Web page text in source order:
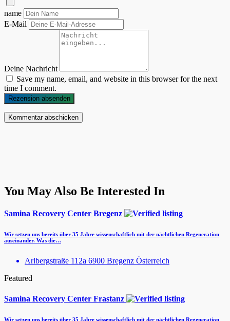
name
E-Mail
Deine Nachricht
Save my name, email, and website in this browser for the next
time I comment.
Rezension absenden
You May Also Be Interested In
Samina Recovery Center Bregenz
Wir setzen uns bereits über 35 Jahre wissenschaftlich mit der nächtlichen Regeneration
auseinander. Was die…
Arlbergstraße 112a 6900 Bregenz Österreich
Featured
Samina Recovery Center Frastanz
Wir setzen uns bereits über 35 Jahre wissenschaftlich mit der nächtlichen Regeneration